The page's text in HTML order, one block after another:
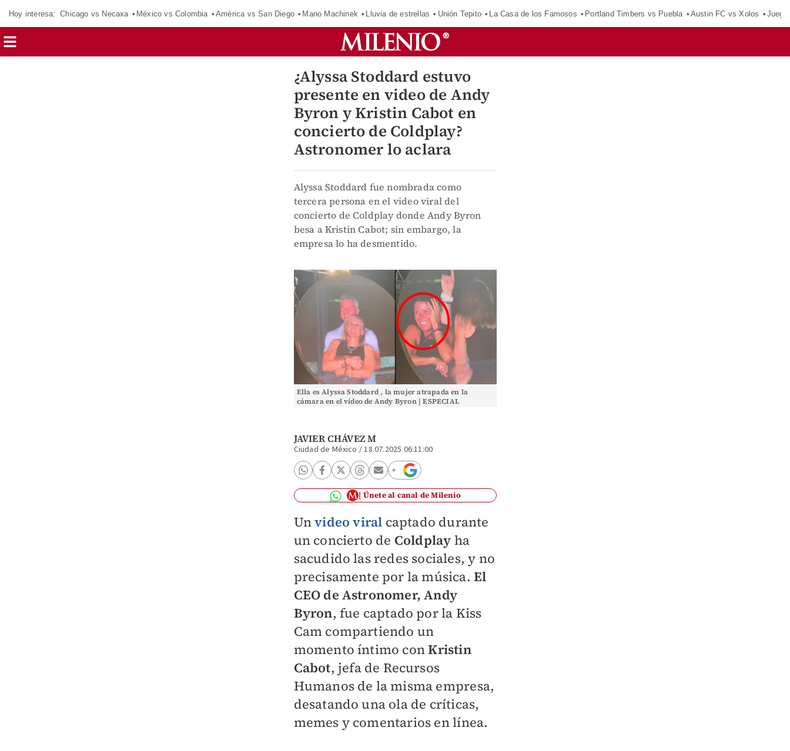
Hoy interesa: Chicago vs Necaxa México vs Colombia América vs San Diego Mano Machinek Lluvia de estrellas Unión Tepito La Casa de los Famosos Portland Timbers vs Puebla Austin FC vs Xolos
¿Alyssa Stoddard estuvo
presente en video de Andy
Byron y Kristin Cabot en
concierto de Coldplay?
Astronomer lo aclara
Alyssa Stoddard fue nombrada como
tercera persona en el video viral del
concierto de Coldplay donde Andy Byron
besa a Kristin Cabot; sin embargo, la
empresa lo ha desmentido.
Ella es Alyssa Stoddard , la mujer atrapada en la
cámara en el vídeo de Andy Byron | ESPECIAL
JAVIER CHÁVEZ M
Ciudad de México /18.07.2025 06:11:00
Únete al canal de Milenio
Unvideo viral captado durante
un concierto de Coldplay ha
sacudido las redes sociales, y no
precisamente por la música.El
CEO de Astronomer, Andy
Byron, fue captado por la Kiss
Cam compartiendo un
momento íntimo conKristin
Cabot, jefa de Recursos
Humanos de la misma empresa,
desatando una ola de críticas,
memes y comentarios en línea.